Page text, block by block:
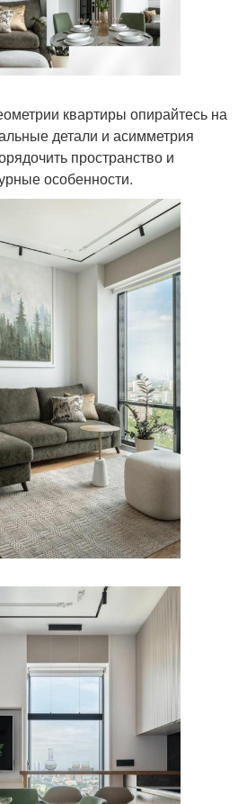
квартиры опирайтесь на
детали и асимметрия
пространство и
особенности.